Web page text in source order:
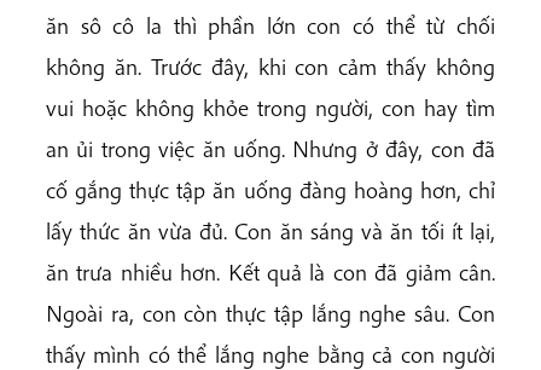
ăn sô cô la thì phần lớn con có thể từ chối
không ăn. Trước đây, khi con cảm thấy không
vui hoặc không khỏe trong người, con hay tìm
an ủi trong việc ăn uống. Nhưng ở đây, con đã
cố gắng thực tập ăn uống đàng hoàng hơn, chỉ
lấy thức ăn vừa đủ. Con ăn sáng và ăn tối ít lại,
ăn trưa nhiều hơn. Kết quả là con đã giảm cân.
Ngoài ra, con còn thực tập lắng nghe sâu. Con
thấy mình có thể lắng nghe bằng cả con người